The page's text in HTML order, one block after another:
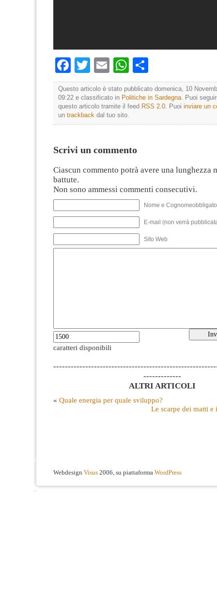
Facebook
TwitterEmailWhatsApp
Questo articolo è stato pubblicato domenica, 10
09:22 e classificato in Politiche in Sardegna . Puoi
questo articolo tramite il feed RSS 2.0 . Puoi inviare un
un trackback dal tuo sito.
Scrivi un commento
Ciascun commento potrà avere una lunghezza
battute.
Non sono ammessi commenti consecutivi.
Nome e
E-mail (non verrà
Sito Web
caratteri disponibili
-------------
ALTRI ARTICOLI
« Quale energia per quale sviluppo?
Le scarpe dei matti
Webdesign Visus 2006, su piattaforma WordPress